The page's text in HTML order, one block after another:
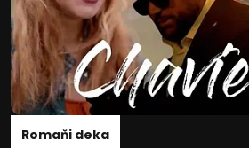
Romaňi deka